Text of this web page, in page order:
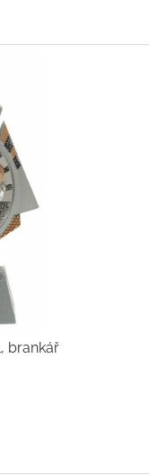
brankář